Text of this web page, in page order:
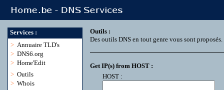
Services :
> Annuaire TLD's
> DNS6.org
> Home'Edit
> Outils
> Whois
Outils :
Des outils DNS en tout genre vous sont proposés.
Get IP(s) from HOST :
HOST :